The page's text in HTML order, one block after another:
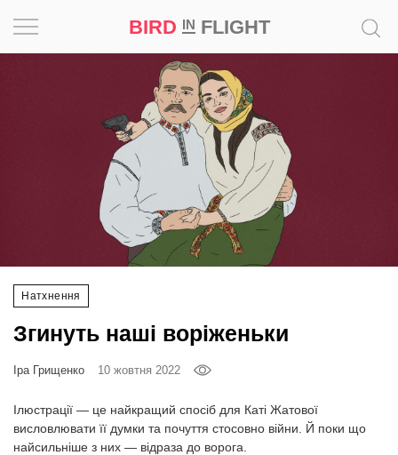
BIRD INFLIGHT
Натхнення
Згинуть наші воріженьки
Іра Грищенко 10 жовтня 2022
Ілюстрації — це найкращий спосіб для Каті Жатової
висловлювати її думки та почуття стосовно війни. Й поки що
найсильніше з них — відраза до ворога.